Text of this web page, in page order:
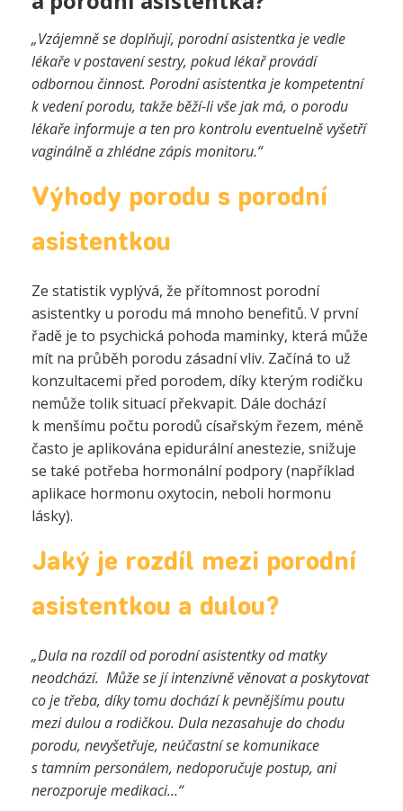
„Vzájemně se doplňují, porodní asistentka je vedle
lékaře v postavení sestry, pokud lékař provádí
odbornou činnost. Porodní asistentka je kompetentní
k vedení porodu, takže běží-li vše jak má, o porodu
lékaře informuje a ten pro kontrolu eventuelně vyšetří
vaginálně a zhlédne zápis monitoru.“
Výhody porodu s porodní
asistentkou
Ze statistik vyplývá, že přítomnost porodní
asistentky u porodu má mnoho benefitů. V první
řadě je to psychická pohoda maminky, která může
mít na průběh porodu zásadní vliv. Začíná to už
konzultacemi před porodem, díky kterým rodičku
nemůže tolik situací překvapit. Dále dochází
k menšímu počtu porodů císařským řezem, méně
často je aplikována epidurální anestezie, snižuje
se také potřeba hormonální podpory (například
aplikace hormonu oxytocin, neboli hormonu
lásky).
Jaký je rozdíl mezi porodní
asistentkou a dulou?
„Dula na rozdíl od porodní asistentky od matky
neodchází. Může se jí intenzivně věnovat a poskytovat
co je třeba, díky tomu dochází k pevnějšímu poutu
mezi dulou a rodičkou. Dula nezasahuje do chodu
porodu, nevyšetřuje, neúčastní se komunikace
s tamním personálem, nedoporučuje postup, ani
nerozporuje medikaci…“